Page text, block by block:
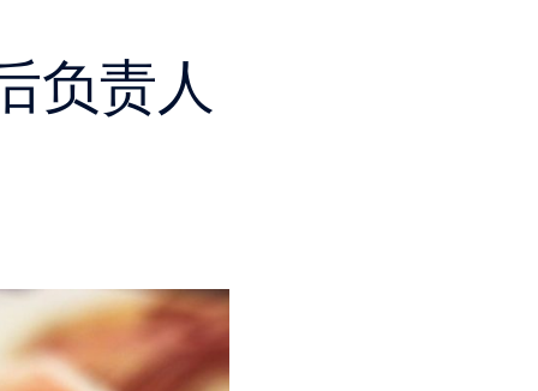
负责人